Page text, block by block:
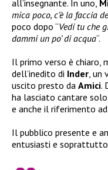
all’insegnante. In uno,
mica poco, c’è la faccia
poco dopo “Vedi tu che
dammi un po’ di acqua“.
Il primo verso è chiaro,
dell’inedito di Inder ,
uscito presto da Amici.
ha lasciato cantare
e anche il riferimento ad
Il pubblico presente e
entusiasti e